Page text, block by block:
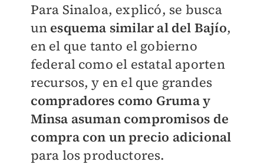
Para Sinaloa, explicó, se busca
un esquema similar al del Bajío,
en el que tanto el gobierno
federal como el estatal aporten
recursos, y en el que grandes
compradores como Gruma y
Minsa asuman compromisos de
compra con un precio adicional
para los productores.